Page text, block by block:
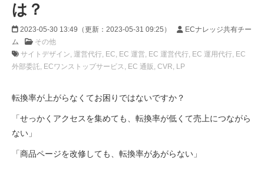
は？
2023-05-30 13:49 （更新： 2023-05-31 09:25 ）
ECナレッジ共有チー
ム
その他
サイトデザイン 運営代行 EC EC 運営 EC 運営代行 EC 運用代行 EC
外部委託 ECワンストップサービス EC 通販 CVR LP
転換率が上がらなくてお困りではないですか？
「せっかくアクセスを集めても、転換率が低くて売上につながら
ない」
「商品ページを改修しても、転換率があがらない」